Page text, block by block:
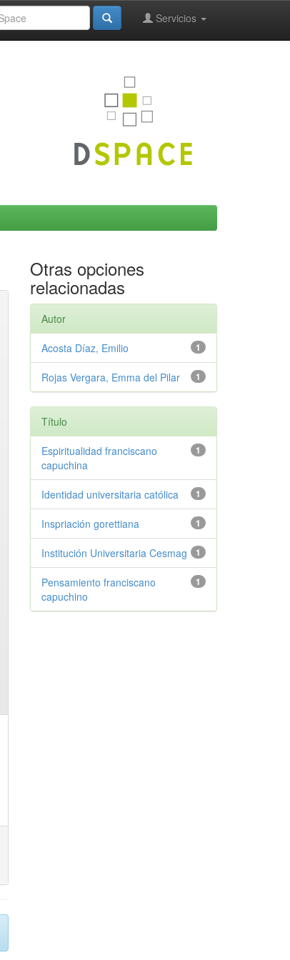
Servicios
Otras opciones
relacionadas
Autor
1
Acosta Díaz, Emilio
1
Rojas Vergara, Emma del Pilar
Título
1
Espiritualidad franciscano
capuchina
1
Identidad universitaria católica
1
Inspriación gorettiana
1
Institución Universitaria Cesmag
1
Pensamiento franciscano
capuchino